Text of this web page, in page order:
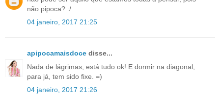
não pipoca? :/
04 janeiro, 2017 21:25
apipocamaisdoce disse...
Nada de lágrimas, está tudo ok! E dormir na diagonal,
para já, tem sido fixe. =)
04 janeiro, 2017 21:26